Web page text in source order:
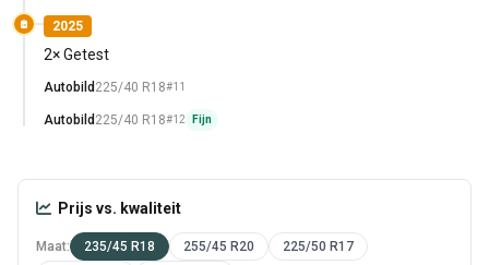
2025
2× Getest
Autobild 225/40 R18#11
Autobild 225/40 R18#12 Fijn
Prijs vs. kwaliteit
Maat: 235/45 R18 255/45 R20
225/50 R17